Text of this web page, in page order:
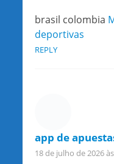
brasil colombia
deportivas
REPLY
app de
18 de julho de 2026